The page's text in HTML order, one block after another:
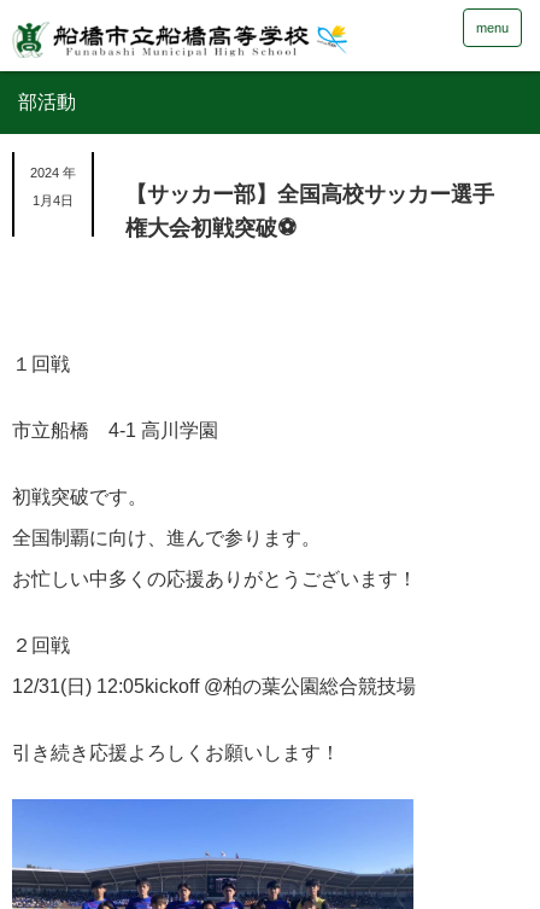
menu
部活動
2024 年
1月4日
【サッカー部】全国高校サッカー選手
権大会初戦突破⚽️
１回戦
市立船橋 4-1 高川学園
初戦突破です。
全国制覇に向け、進んで参ります。
お忙しい中多くの応援ありがとうございます！
２回戦
12/31(日) 12:05kickoff @柏の葉公園総合競技場
引き続き応援よろしくお願いします！